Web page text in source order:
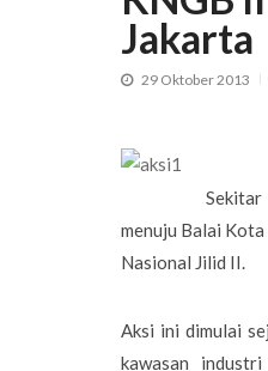
Jakarta
29 Oktober 2013
Sekitar
menuju Balai
Nasional Jilid II.
Aksi ini dimulai
kawasan